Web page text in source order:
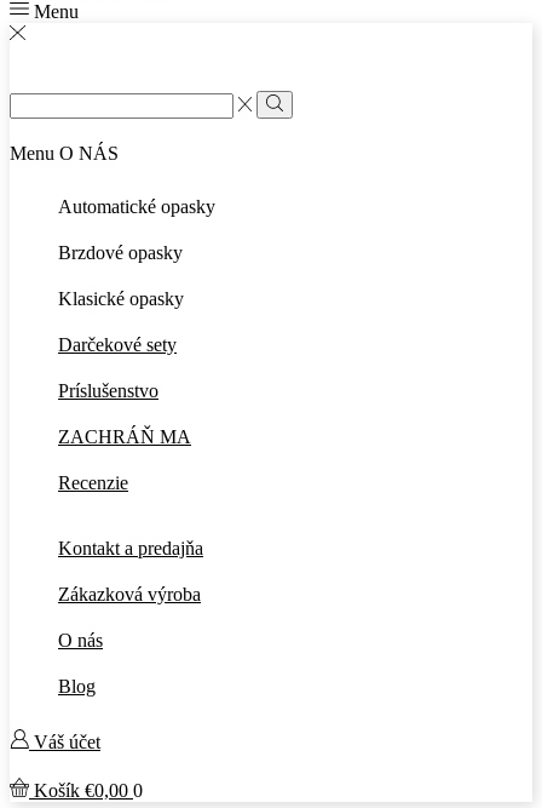
Menu
Search
input
Search
Menu O NÁS
Automatické opasky
Brzdové opasky
Klasické opasky
Darčekové sety
Príslušenstvo
ZACHRÁŇ MA
Recenzie
Kontakt a predajňa
Zákazková výroba
O nás
Blog
Váš účet
Košík €0,00 0